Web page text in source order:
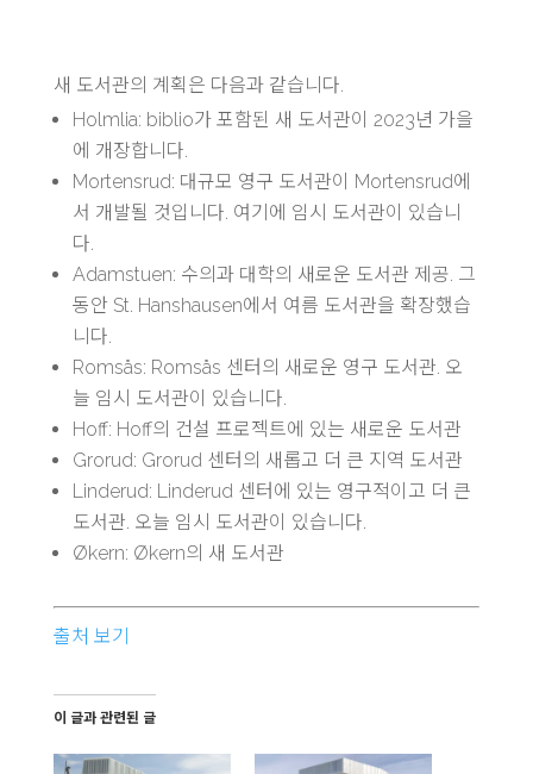
새 도서관의 계획은 다음과 같습니다.
Holmlia: biblio가 포함된 새 도서관이 2023년 가을
에 개장합니다.
Mortensrud: 대규모 영구 도서관이 Mortensrud에
서 개발될 것입니다. 여기에 임시 도서관이 있습니
다.
Adamstuen: 수의과 대학의 새로운 도서관 제공. 그
동안 St. Hanshausen에서 여름 도서관을 확장했습
니다.
Romsås: Romsås 센터의 새로운 영구 도서관. 오
늘 임시 도서관이 있습니다.
Hoff: Hoff의 건설 프로젝트에 있는 새로운 도서관
Grorud: Grorud 센터의 새롭고 더 큰 지역 도서관
Linderud: Linderud 센터에 있는 영구적이고 더 큰
도서관. 오늘 임시 도서관이 있습니다.
Økern: Økern의 새 도서관
출처 보기
이 글과 관련된 글